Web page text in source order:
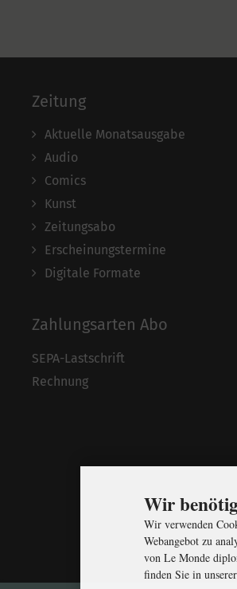
Zeitung
Aktuelle Monatsausgabe
Audio
Comics
Kunst
Zeitungsabo
Erscheinungstermine
Digitale Formate
Zahlungsarten Abo
SEPA-Lastschrift
Rechnung
Wir
Wir verwenden
Webangebot zu
von Le Monde
finden Sie in